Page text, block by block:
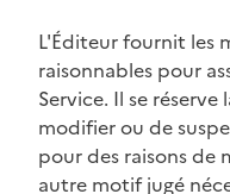
L'Éditeur fournit les
raisonnables pour
Service. Il se
modifier ou de
pour des raisons
autre motif jugé